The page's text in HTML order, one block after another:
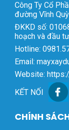
Công Ty Cổ
đường Vĩnh
ĐKKD số:
hoạch và đầu
Hotline:
Email:
Website:
KẾT NỐI
CHÍNH